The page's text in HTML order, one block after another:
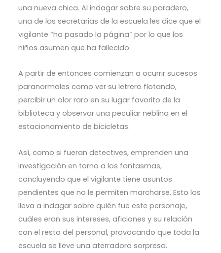
una nueva chica. Al indagar sobre su paradero,
una de las secretarias de la escuela les dice que el
vigilante “ha pasado la página” por lo que los
niños asumen que ha fallecido.
A partir de entonces comienzan a ocurrir sucesos
paranormales como ver su letrero flotando,
percibir un olor raro en su lugar favorito de la
biblioteca y observar una peculiar neblina en el
estacionamiento de bicicletas.
Así, como si fueran detectives, emprenden una
investigación en torno a los fantasmas,
concluyendo que el vigilante tiene asuntos
pendientes que no le permiten marcharse. Esto los
lleva a indagar sobre quién fue este personaje,
cuáles eran sus intereses, aficiones y su relación
con el resto del personal, provocando que toda la
escuela se lleve una aterradora sorpresa.